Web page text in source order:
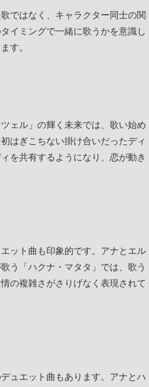
ではなく、キャラクター同士の関
イミングで一緒に歌うかを意識し
す。
ェル」の輝く未来では、歌い始め
はぎこちない掛け合いだったディ
を共有するようになり、恋が動き
ット曲も印象的です。アナとエル
う「ハクナ・マタタ」では、歌う
の複雑さがさりげなく表現されて
ュエット曲もあります。アナとハ